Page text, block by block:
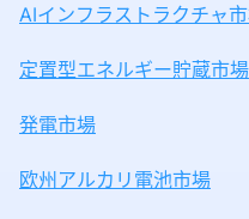
AIインフラストラクチャ
定置型エネルギー貯蔵市場
発電市場
欧州アルカリ電池市場